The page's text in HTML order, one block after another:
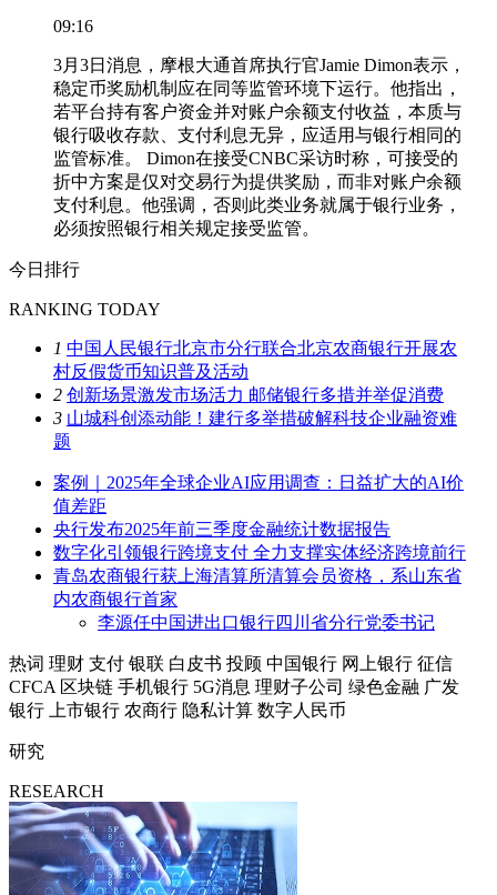
09:16
3月3日消息，摩根大通首席执行官Jamie Dimon表示，
稳定币奖励机制应在同等监管环境下运行。他指出，
若平台持有客户资金并对账户余额支付收益，本质与
银行吸收存款、支付利息无异，应适用与银行相同的
监管标准。 Dimon在接受CNBC采访时称，可接受的
折中方案是仅对交易行为提供奖励，而非对账户余额
支付利息。他强调，否则此类业务就属于银行业务，
必须按照银行相关规定接受监管。
今日排行
RANKING TODAY
1 中国人民银行北京市分行联合北京农商银行开展农
村反假货币知识普及活动
2 创新场景激发市场活力 邮储银行多措并举促消费
3 山城科创添动能！建行多举措破解科技企业融资难
题
案例｜2025年全球企业AI应用调查：日益扩大的AI价
值差距
央行发布2025年前三季度金融统计数据报告
数字化引领银行跨境支付 全力支撑实体经济跨境前行
青岛农商银行获上海清算所清算会员资格，系山东省
内农商银行首家
李源任中国进出口银行四川省分行党委书记
热词 理财 支付 银联 白皮书 投顾 中国银行 网上银行 征信
CFCA 区块链 手机银行 5G消息 理财子公司 绿色金融 广发
银行
上市银行 农商行 隐私计算 数字人民币
研究
RESEARCH